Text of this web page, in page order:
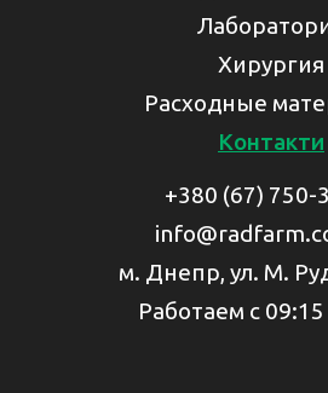
Хирургия
Расходные
Контакти
+380 (67) 750-
м. Днепр, ул. М.
Работаем с